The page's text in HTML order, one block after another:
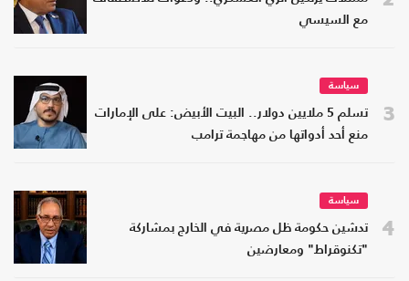
مع السيسي
3
سياسة
تسلم 5 ملايين دولار.. البيت الأبيض: على الإمارات
منع أحد أدواتها من مهاجمة ترامب
4
سياسة
تدشين حكومة ظل مصرية في الخارج بمشاركة
"تكنوقراط" ومعارضين